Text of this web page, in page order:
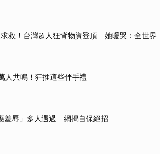
求救！台灣超人狂背物資登頂 她暖哭：全世界
共鳴！狂推這些伴手禮
羞辱」多人遇過 網揭自保絕招